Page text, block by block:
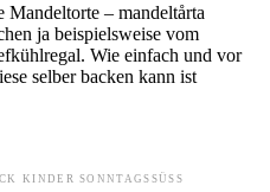
Mandeltorte – mandeltårta
ja beispielsweise vom
Wie einfach und vor
selber backen kann ist
KINDER SONNTAGSSÜSS